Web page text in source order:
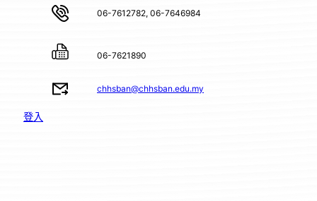
06-7612782, 06-7646984
06-7621890
chhsban@chhsban.edu.my
登入